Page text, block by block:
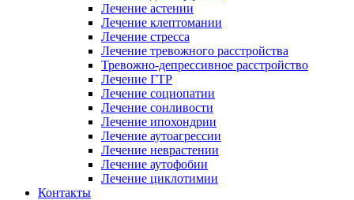
Лечение астении
Лечение клептомании
Лечение стресса
Лечение тревожного расстройства
Тревожно-депрессивное расстройство
Лечение ГТР
Лечение социопатии
Лечение сонливости
Лечение ипохондрии
Лечение аутоагрессии
Лечение неврастении
Лечение аутофобии
Лечение циклотимии
Контакты